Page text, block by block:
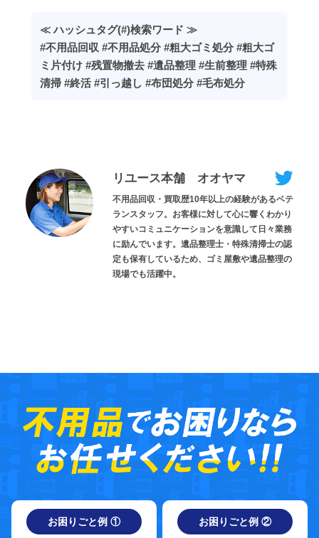
≪ ハッシュタグ(#)検索ワード ≫
#不用品回収 #不用品処分 #粗大ゴミ処分 #粗大ゴ
ミ片付け #残置物撤去 #遺品整理 #生前整理 #特殊
清掃 #終活 #引っ越し #布団処分 #毛布処分
リユース本舗 オオヤマ
不用品回収・買取歴10年以上の経験があるベテ
ランスタッフ。お客様に対して心に響くわかり
やすいコミュニケーションを意識して日々業務
に励んでいます。遺品整理士・特殊清掃士の認
定も保有しているため、ゴミ屋敷や遺品整理の
現場でも活躍中。
お困りごと例 ① お困りごと例 ②